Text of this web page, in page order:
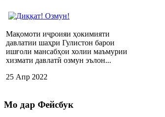
Мақомоти иҷроияи ҳокимияти
давлатии шаҳри Гулистон барои
ишғоли мансабҳои холии маъмурии
хизмати давлатӣ озмун эълон...
25 Апр 2022
Мо дар Фейсбук